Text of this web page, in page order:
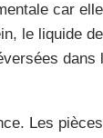
car
le liquide
dans
Les